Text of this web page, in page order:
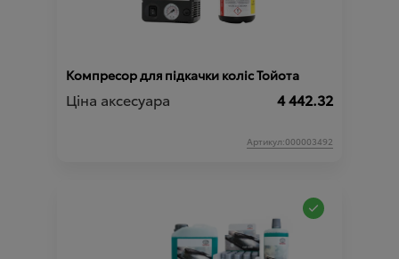
Компресор для підкачки коліс Тойота
Ціна аксесуара 4 442.32
Артикул:000003492